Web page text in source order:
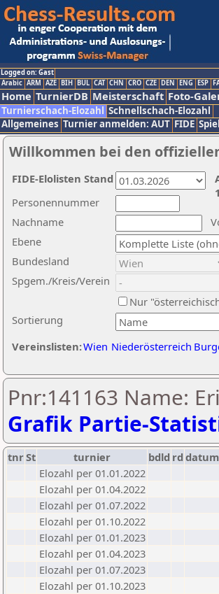
Logged on: Gast
Arabic ARM AZE BIH BUL CAT CHN CRO CZE DEN ENG ESP
Home TurnierDB Meisterschaft Foto-
Turnierschach-Elozahl Schnellschach-Elozahl
Allgemeines Turnier anmelden: AUT FIDE
Willkommen bei den
Nachname
Ebene
Sortierung
Personennummer
Bundesland
Spgem./Kreis/Verein
Nur
Vereinslisten:Wien Niederösterreich
FIDE-Elolisten Stand
Pnr:141163 Name:
Grafik Partie-
tnrSt turnier bdld rd datum
Elozahl per 01.01.2022
Elozahl per 01.04.2022
Elozahl per 01.07.2022
Elozahl per 01.10.2022
Elozahl per 01.01.2023
Elozahl per 01.04.2023
Elozahl per 01.07.2023
Elozahl per 01.10.2023